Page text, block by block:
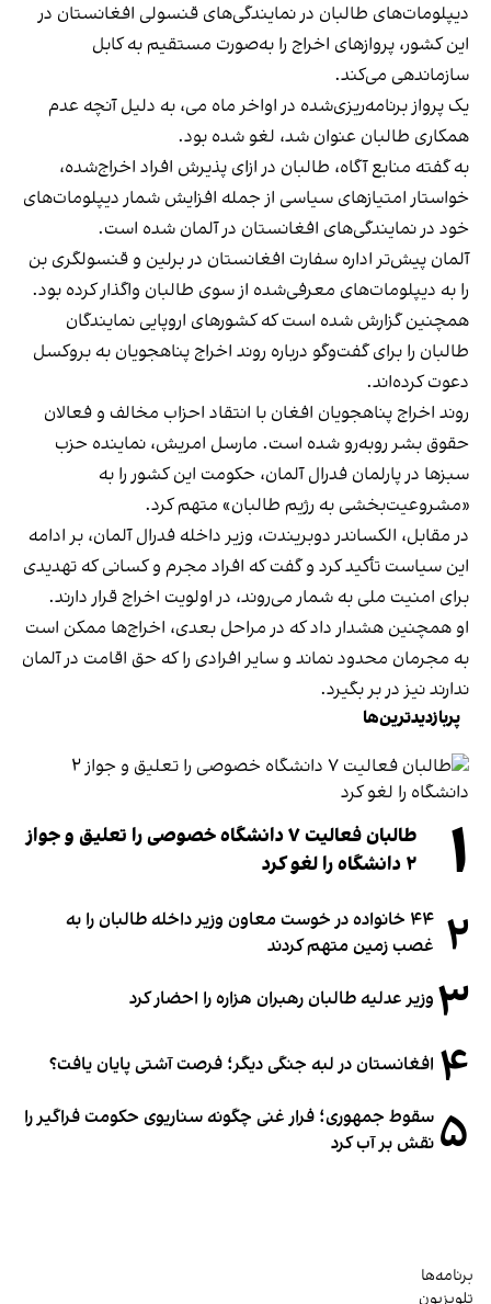
دیپلومات‌های طالبان در نمایندگی‌های قنسولی افغانستان در
این کشور، پروازهای اخراج را به‌صورت مستقیم به کابل
سازماندهی می‌کند.
یک پرواز برنامه‌ریزی‌شده در اواخر ماه می، به دلیل آنچه عدم
همکاری طالبان عنوان شد، لغو شده بود.
به گفته منابع آگاه، طالبان در ازای پذیرش افراد اخراج‌شده،
خواستار امتیازهای سیاسی از جمله افزایش شمار دیپلومات‌های
خود در نمایندگی‌های افغانستان در آلمان شده است.
آلمان پیش‌تر اداره سفارت افغانستان در برلین و قنسولگری بن
را به دیپلومات‌های معرفی‌شده از سوی طالبان واگذار کرده بود.
همچنین گزارش شده است که کشورهای اروپایی نمایندگان
طالبان را برای گفت‌وگو درباره روند اخراج پناهجویان به بروکسل
دعوت کرده‌اند.
روند اخراج پناهجویان افغان با انتقاد احزاب مخالف و فعالان
حقوق بشر روبه‌رو شده است. مارسل امریش، نماینده حزب
سبزها در پارلمان فدرال آلمان، حکومت این کشور را به
«مشروعیت‌بخشی به رژیم طالبان» متهم کرد.
در مقابل، الکساندر دوبریندت، وزیر داخله فدرال آلمان، بر ادامه
این سیاست تأکید کرد و گفت که افراد مجرم و کسانی که تهدیدی
برای امنیت ملی به شمار می‌روند، در اولویت اخراج قرار دارند.
او همچنین هشدار داد که در مراحل بعدی، اخراج‌ها ممکن است
به مجرمان محدود نماند و سایر افرادی را که حق اقامت در آلمان
ندارند نیز در بر بگیرد.
پربازدیدترین‌ها
۱
طالبان فعالیت ۷ دانشگاه خصوصی را تعلیق و جواز
۲ دانشگاه را لغو کرد
۲
۴۴ خانواده در خوست معاون وزیر داخله طالبان را به
غصب زمین متهم کردند
۳ وزیر عدلیه طالبان رهبران هزاره را احضار کرد
۴ افغانستان در لبه جنگی دیگر؛ فرصت آشتی پایان یافت؟
۵ سقوط جمهوری؛ فرار غنی چگونه سناریوی حکومت فراگیر را
نقش بر آب کرد
برنامه‌ها
تلویزیون